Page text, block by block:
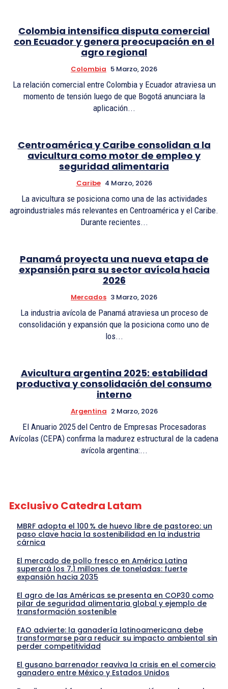
Colombia intensifica disputa comercial
con Ecuador y genera preocupación en el
agro regional
Colombia 5 Marzo, 2026
La relación comercial entre Colombia y Ecuador atraviesa un
momento de tensión luego de que Bogotá anunciara la
aplicación...
Centroamérica y Caribe consolidan a la
avicultura como motor de empleo y
seguridad alimentaria
Caribe 4 Marzo, 2026
La avicultura se posiciona como una de las actividades
agroindustriales más relevantes en Centroamérica y el Caribe.
Durante recientes...
Panamá proyecta una nueva etapa de
expansión para su sector avícola hacia
2026
Mercados 3 Marzo, 2026
La industria avícola de Panamá atraviesa un proceso de
consolidación y expansión que la posiciona como uno de
los...
Avicultura argentina 2025: estabilidad
productiva y consolidación del consumo
interno
Argentina 2 Marzo, 2026
El Anuario 2025 del Centro de Empresas Procesadoras
Avícolas (CEPA) confirma la madurez estructural de la cadena
avícola argentina:...
Exclusivo Catedra Latam
MBRF adopta el 100 % de huevo libre de pastoreo: un
paso clave hacia la sostenibilidad en la industria
cárnica
El mercado de pollo fresco en América Latina
superará los 7,1 millones de toneladas: fuerte
expansión hacia 2035
El agro de las Américas se presenta en COP30 como
pilar de seguridad alimentaria global y ejemplo de
transformación sostenible
FAO advierte: la ganadería latinoamericana debe
transformarse para reducir su impacto ambiental sin
perder competitividad
El gusano barrenador reaviva la crisis en el comercio
ganadero entre México y Estados Unidos